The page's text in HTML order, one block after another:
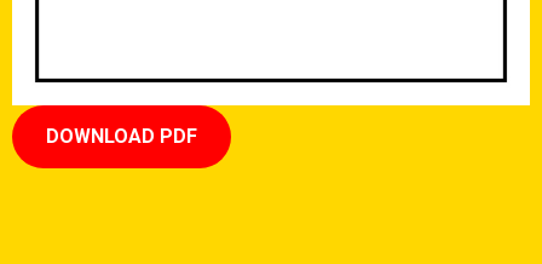
DOWNLOAD PDF